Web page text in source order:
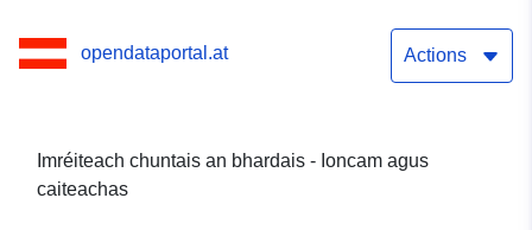
opendataportal.at Actions
Imréiteach chuntais an bhardais - Ioncam agus
caiteachas